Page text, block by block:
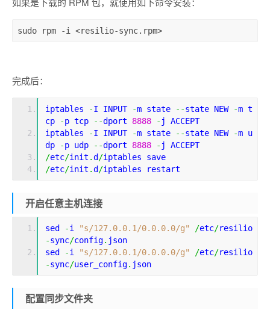
sudo rpm -i <resilio-sync.rpm>
完成后：
iptables -I INPUT -m state --state NEW -m t
cp
-p tcp --dport 8888 - j ACCEPT
iptables
-I INPUT -m state --state NEW -m u
dp
-p udp --dport 8888 - j ACCEPT
/etc/init .d /iptables save
/etc/init .d /iptables restart
开启任意主机连接
sed -i "s/127.0.0.1/0.0.0.0/g" /etc/resilio
-sync/config. json
sed
-i "s/127.0.0.1/0.0.0.0/g" /etc/resilio
-sync/user_config. json
配置同步文件夹